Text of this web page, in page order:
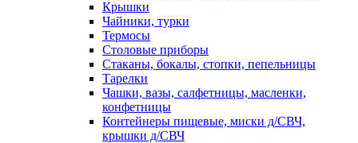
Крышки
Чайники, турки
Термосы
Столовые приборы
Стаканы, бокалы, стопки, пепельницы
Тарелки
Чашки, вазы, салфетницы, масленки,
конфетницы
Контейнеры пищевые, миски д/СВЧ,
крышки д/СВЧ